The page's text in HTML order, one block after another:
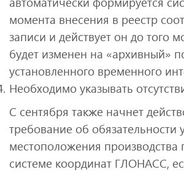
момента внесения в реестр
записи и действует он до того
будет изменен на «архивный»
установленного временного
Необходимо указывать
С сентября также начнет
требование об обязательности
местоположения производства
системе координат ГЛОНАСС,